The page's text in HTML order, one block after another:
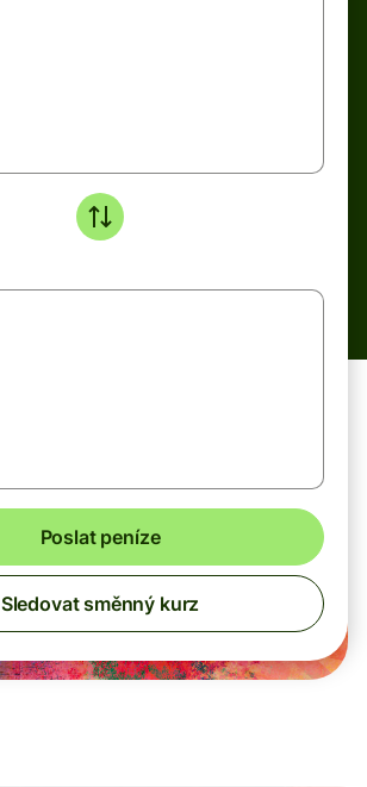
Poslat peníze
Sledovat směnný kurz